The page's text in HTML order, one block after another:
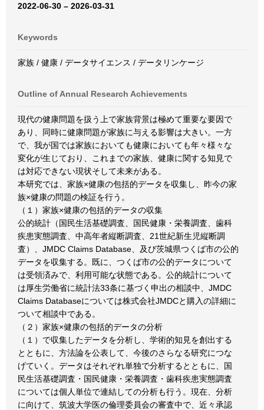
2022-06-30 – 2026-03-31
Keywords
家族 / 健康 / データサイエンス / データリンケージ
Outline of Annual Research Achievements
現代の健康問題を扱う上で家族背景は極めて重要な要因で
あり、同時に健康問題が家族に与える影響は大きい。一方
で、我が国では家族においても健康においても年々様々な
変化が生じており、これまでの家族、健康に関する知見で
は対応できない現状そして未来がある。
本研究では、家族×健康の包括的データを収集し、昨今の家
族×健康の問題の検証を行う。
（１）家族×健康の包括的データの収集
公的統計（国民生活基礎調査、国民健康・栄養調査、歯科
疾患実態調査、中高年者縦断調査、21世紀新生児縦断調
査）、JMDC Claims Database、及び茨城県つくば市の公的
データを収集する。既に、つくば市の公的データについて
は受領済みで、利用可能な状態である。公的統計について
は厚生労働省に統計法33条に基づく申出の相談中、JMDC
Claims Databaseについては株式会社JMDCと購入の詳細に
ついて相談中である。
（２）家族×健康の包括的データの分析
（１）で収集したデータを分析し、学術的知見を創出する
とともに、方法論を公表して、今後のさらなる研究につな
げていく。データはそれぞれ単独で分析するとともに、国
民生活基礎調査・国民健康・栄養調査・歯科疾患実態調査
については個人単位で連結しての分析も行う。現在、分析
に向けて、筑波大学医の倫理委員会の審査中で、近々承認